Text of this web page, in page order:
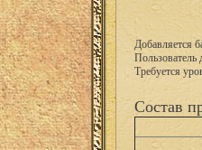
Добавляется
Пользователь
Требуется
Состав